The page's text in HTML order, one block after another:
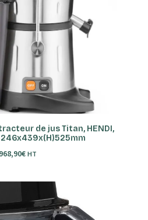
AU PANIER
de jus Titan, HENDI,
968,90€ HT